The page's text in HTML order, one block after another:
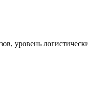
уровень